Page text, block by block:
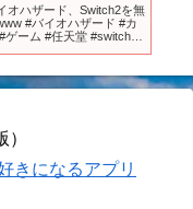
オハザード、Switch2を無
#バイオハザード #カ
ゲーム #任天堂 #switch
になるアプリ